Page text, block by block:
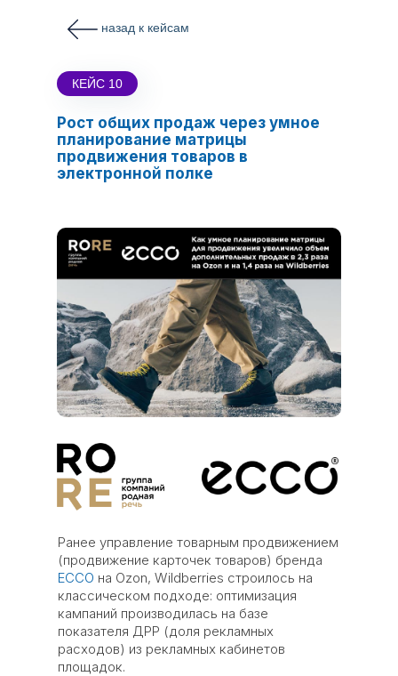
назад к кейсам
Рост общих продаж через умное
планирование матрицы
продвижения товаров в
электронной полке
Ранее управление товарным продвижением
(продвижение карточек товаров) бренда
ECCO на Ozon, Wildberries строилось на
классическом подходе: оптимизация
кампаний производилась на базе
показателя ДРР (доля рекламных
расходов) из рекламных кабинетов
площадок.
КЕЙС 10